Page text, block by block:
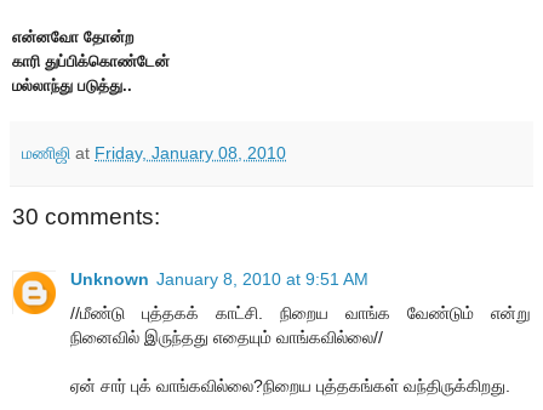
என்னவோ தோன்ற
காரி துப்பிக்கொண்டேன்
மல்லாந்து படுத்து..
மணிஜி at Friday, January 08, 2010
30 comments:
Unknown January 8, 2010 at 9:51 AM
//மீண்டு புத்தகக் காட்சி. நிறைய வாங்க வேண்டும் என்று
நினைவில் இருந்தது எதையும் வாங்கவில்லை//
ஏன் சார் புக் வாங்கவில்லை?நிறைய புத்தகங்கள் வந்திருக்கிறது.